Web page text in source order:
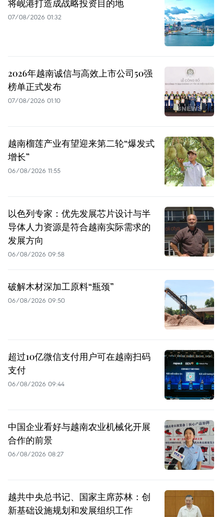
将岘港打造成战略投资目的地
07/08/2026 01:32
2026年越南诚信与高效上市公司50强
榜单正式发布
07/08/2026 01:10
越南榴莲产业有望迎来第二轮“爆发式
增长”
06/08/2026 11:55
以色列专家：优先发展芯片设计与半
导体人力资源是符合越南实际需求的
发展方向
06/08/2026 09:58
破解木材深加工原料“瓶颈”
06/08/2026 09:50
超过10亿微信支付用户可在越南扫码
支付
06/08/2026 09:44
中国企业看好与越南农业机械化开展
合作的前景
06/08/2026 08:27
越共中央总书记、国家主席苏林：创
新基础设施规划和发展组织工作